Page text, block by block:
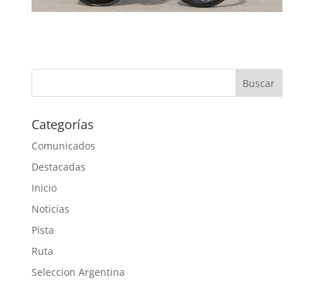
Categorías
Comunicados
Destacadas
Inicio
Noticias
Pista
Ruta
Seleccion Argentina